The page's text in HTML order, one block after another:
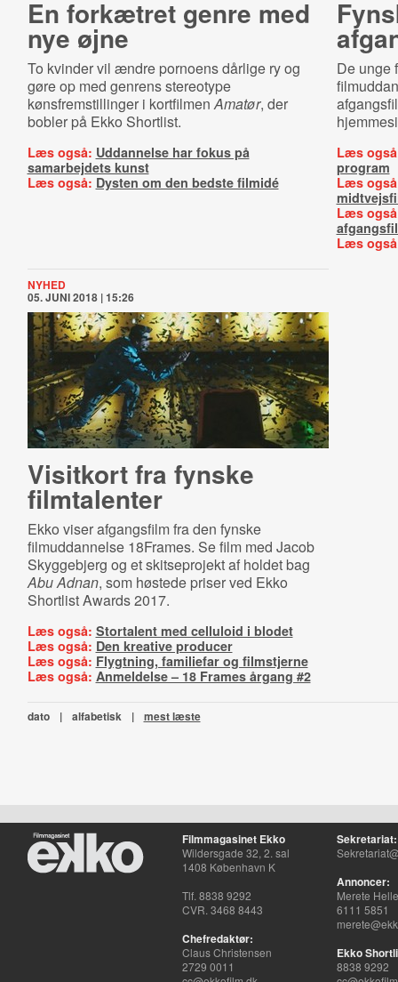
En forkætret genre med
nye øjne
To kvinder vil ændre pornoens dårlige ry og
gøre op med genrens stereotype
kønsfremstillinger i kortfilmenAmatør, der
bobler på Ekko Shortlist.
Læs også: Uddannelse har fokus på
samarbejdets kunst
Læs også: Dysten om den bedste filmidé
De unge
Læs
program
Læs
Læs
Læs
NYHED
05. JUNI 2018 | 15:26
Visitkort fra fynske
filmtalenter
Ekko viser afgangsfilm fra den fynske
filmuddannelse 18Frames. Se film med Jacob
Skyggebjerg og et skitseprojekt af holdet bag
Abu Adnan, som høstede priser ved Ekko
Shortlist Awards 2017.
Læs også: Stortalent med celluloid i blodet
Læs også: Den kreative producer
Læs også: Flygtning, familiefar og filmstjerne
Læs også: Anmeldelse – 18 Frames årgang #2
dato | alfabetisk | mest læste
Filmmagasinet Ekko
Wildersgade 32, 2. sal
1408 København K
Tlf. 8838 9292
CVR. 3468 8443
Chefredaktør:
Claus Christensen
2729 0011
Sekretariat:
Annoncer:
Merete
6111 5851
Ekko
8838 9292